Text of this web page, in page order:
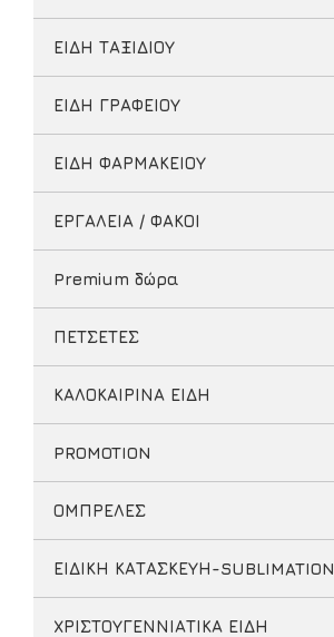
ΕΙΔΗ ΤΑΞΙΔΙΟΥ
ΕΙΔΗ ΓΡΑΦΕΙΟΥ
ΕΙΔΗ ΦΑΡΜΑΚΕΙΟΥ
ΕΡΓΑΛΕΙΑ / ΦΑΚΟΙ
Premium δώρα
ΠΕΤΣΕΤΕΣ
ΚΑΛΟΚΑΙΡΙΝΑ ΕΙΔΗ
PROMOTION
ΟΜΠΡΕΛΕΣ
ΕΙΔΙΚΗ ΚΑΤΑΣΚΕΥΗ-SUBLIMATION
ΧΡΙΣΤΟΥΓΕΝΝΙΑΤΙΚΑ ΕΙΔΗ